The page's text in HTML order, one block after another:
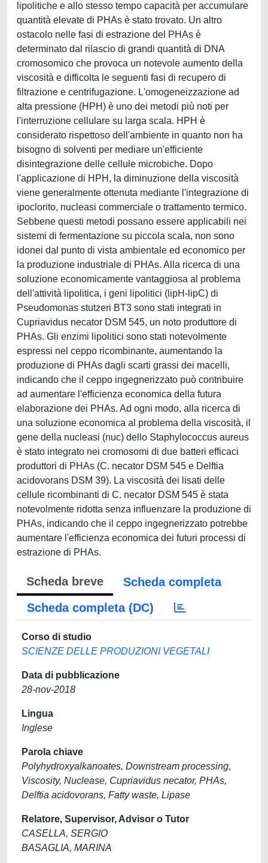
lipolitiche e allo stesso tempo capacità per accumulare
quantità elevate di PHAs è stato trovato. Un altro
ostacolo nelle fasi di estrazione del PHAs è
determinato dal rilascio di grandi quantità di DNA
cromosomico che provoca un notevole aumento della
viscosità e difficolta le seguenti fasi di recupero di
filtrazione e centrifugazione. L'omogeneizzazione ad
alta pressione (HPH) è uno dei metodi più noti per
l'interruzione cellulare su larga scala. HPH è
considerato rispettoso dell'ambiente in quanto non ha
bisogno di solventi per mediare un'efficiente
disintegrazione delle cellule microbiche. Dopo
l'applicazione di HPH, la diminuzione della viscosità
viene generalmente ottenuta mediante l'integrazione di
ipoclorito, nucleasi commerciale o trattamento termico.
Sebbene questi metodi possano essere applicabili nei
sistemi di fermentazione su piccola scala, non sono
idonei dal punto di vista ambientale ed economico per
la produzione industriale di PHAs. Alla ricerca di una
soluzione economicamente vantaggiosa al problema
dell'attività lipolitica, i geni lipolitici (lipH-lipC) di
Pseudomonas stutzeri BT3 sono stati integrati in
Cupriavidus necator DSM 545, un noto produttore di
PHAs. Gli enzimi lipolitici sono stati notevolmente
espressi nel ceppo ricombinante, aumentando la
produzione di PHAs dagli scarti grassi dei macelli,
indicando che il ceppo ingegnerizzato può contribuire
ad aumentare l'efficienza economica della futura
elaborazione dei PHAs. Ad ogni modo, alla ricerca di
una soluzione economica al problema della viscosità, il
gene della nucleasi (nuc) dello Staphylococcus aureus
è stato integrato nei cromosomi di due batteri efficaci
produttori di PHAs (C. necator DSM 545 e Delftia
acidovorans DSM 39). La viscosità dei lisati delle
cellule ricombinanti di C. necator DSM 545 è stata
notevolmente ridotta senza influenzare la produzione di
PHAs, indicando che il ceppo ingegnerizzato potrebbe
aumentare l'efficienza economica dei futuri processi di
estrazione di PHAs.
Scheda breve
Scheda completa
Scheda completa (DC)
Corso di studio
SCIENZE DELLE PRODUZIONI VEGETALI
Data di pubblicazione
28-nov-2018
Lingua
Inglese
Parola chiave
Polyhydroxyalkanoates, Downstream processing,
Viscosity, Nuclease, Cupriavidus necator, PHAs,
Delftia acidovorans, Fatty waste, Lipase
Relatore, Supervisor, Advisor o Tutor
CASELLA, SERGIO
BASAGLIA, MARINA